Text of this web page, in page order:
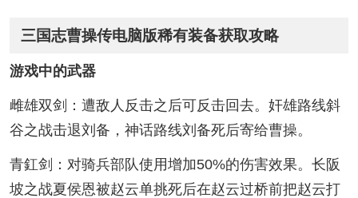
三国志曹操传电脑版稀有装备获取攻略
游戏中的武器
雌雄双剑：遭敌人反击之后可反击回去。奸雄路线斜
谷之战击退刘备，神话路线刘备死后寄给曹操。
青釭剑：对骑兵部队使用增加50%的伤害效果。长阪
坡之战夏侯恩被赵云单挑死后在赵云过桥前把赵云打